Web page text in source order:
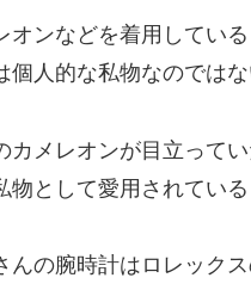
オンなどを着用してい
人的な私物なのではな
カメレオンが目立って
として愛用されている
んの腕時計はロレック